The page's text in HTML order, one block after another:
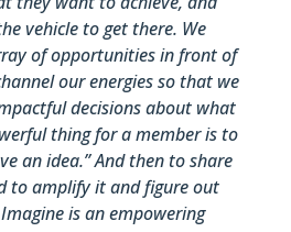
vehicle to get there. We
of opportunities in front of
our energies so that we
decisions about what
thing for a member is to
an idea.” And then to share
to amplify it and figure out
is an empowering